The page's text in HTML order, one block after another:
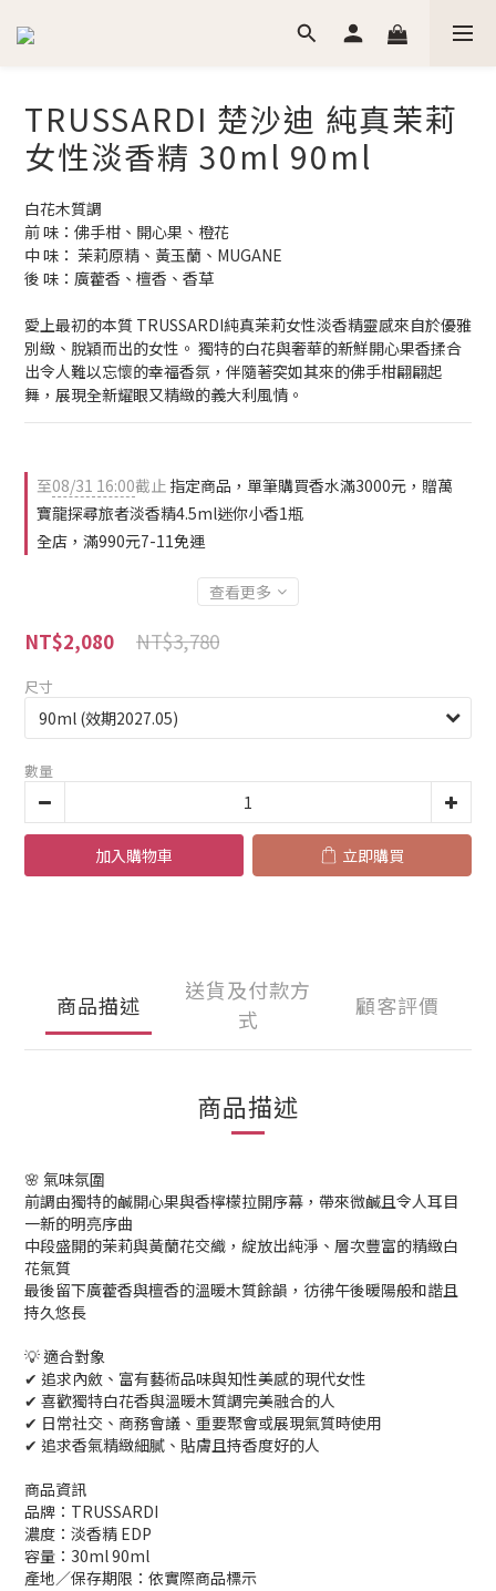
TRUSSARDI 楚沙迪 純真茉莉
女性淡香精 30ml 90ml
白花木質調
前 味：佛手柑、開心果、橙花
中 味： 茉莉原精、黃玉蘭、MUGANE
後 味：廣藿香、檀香、香草
愛上最初的本質 TRUSSARDI純真茉莉女性淡香精靈感來自於優雅
別緻、脫穎而出的女性。 獨特的白花與奢華的新鮮開心果香揉合
出令人難以忘懷的幸福香氛，伴隨著突如其來的佛手柑翩翩起
舞，展現全新耀眼又精緻的義大利風情。
至08/31 16:00截止 指定商品，單筆購買香水滿3000元，贈萬
寶龍探尋旅者淡香精4.5ml迷你小香1瓶
全店，滿990元7-11免運
查看更多
NT$3,780
NT$2,080
尺寸
數量
加入購物車 立即購買
商品描述
送貨及付款方
式
顧客評價
商品描述
🌸 氣味氛圍
前調由獨特的鹹開心果與香檸檬拉開序幕，帶來微鹹且令人耳目
一新的明亮序曲
中段盛開的茉莉與黃蘭花交織，綻放出純淨、層次豐富的精緻白
花氣質
最後留下廣藿香與檀香的溫暖木質餘韻，彷彿午後暖陽般和諧且
持久悠長
💡 適合對象
✔ 追求內斂、富有藝術品味與知性美感的現代女性
✔ 喜歡獨特白花香與溫暖木質調完美融合的人
✔ 日常社交、商務會議、重要聚會或展現氣質時使用
✔ 追求香氣精緻細膩、貼膚且持香度好的人
商品資訊
品牌：TRUSSARDI
濃度：淡香精 EDP
容量：30ml 90ml
產地／保存期限：依實際商品標示